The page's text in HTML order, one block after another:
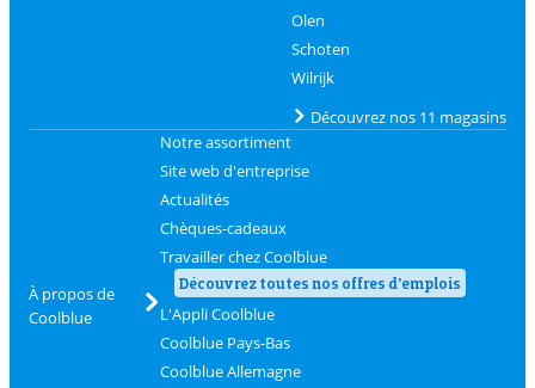
Olen
Schoten
Wilrijk
Découvrez nos 11 magasins
À propos de
Coolblue
Notre assortiment
Site web d'entreprise
Actualités
Chèques-cadeaux
Travailler chez Coolblue
Découvrez toutes nos offres d'emplois
L'Appli Coolblue
Coolblue Pays-Bas
Coolblue Allemagne